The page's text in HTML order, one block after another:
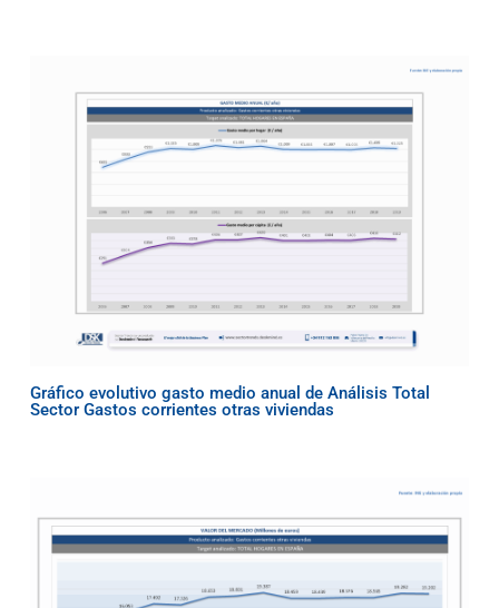
Gráfico evolutivo gasto medio anual de Análisis Total
Sector Gastos corrientes otras viviendas